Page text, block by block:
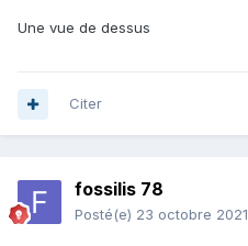
Une vue de dessus
Citer
fossilis 78
Posté(e) 23 octobre 2021